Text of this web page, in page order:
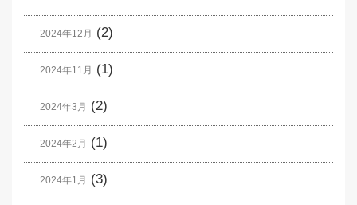
2024年12月 (2)
2024年11月 (1)
2024年3月 (2)
2024年2月 (1)
2024年1月 (3)